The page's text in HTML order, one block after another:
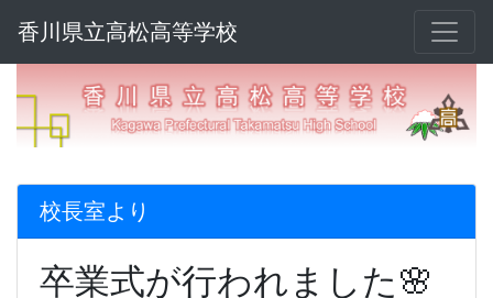
香川県立高松高等学校
校長室より
卒業式が行われました🌸